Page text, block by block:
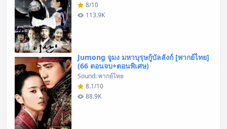
8/10
113.9K
Jumong จูมง มหาบุรุษกู้บัลลังก์ [พากย์ไทย]
(66 ตอนจบ+ตอนพิเศษ)
Sound: พากย์ไทย
8.1/10
88.9K